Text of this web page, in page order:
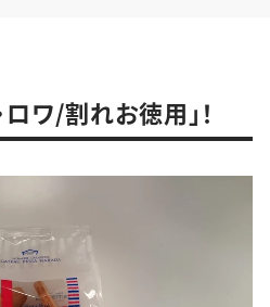
ロワ/割れお徳用」！